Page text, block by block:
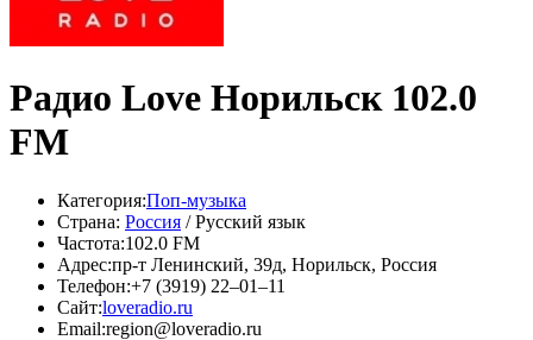
Радио Love Норильск 102.0
FM
Категория:Поп-музыка
Страна: Россия / Русский язык
Частота:102.0 FM
Адрес:пр-т Ленинский, 39д, Норильск, Россия
Телефон:+7 (3919) 22–01–11
Сайт:loveradio.ru
Email:region@loveradio.ru